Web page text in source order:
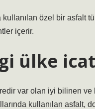
kullanılan özel bir asfalt
içerir.
ülke
var olan iyi bilinen ve
kullanılan asfalt,